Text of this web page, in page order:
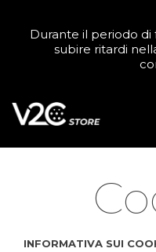
contenutoDurante il periodo
subire ritardi
INFORMATIVA SUI